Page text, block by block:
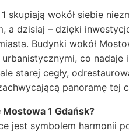
skupiają wokół siebie
a dzisiaj – dzięki
Budynki wokół
co
starej cegły,
panoramę tej
1 Gdańsk?
jest symbolem harmonii